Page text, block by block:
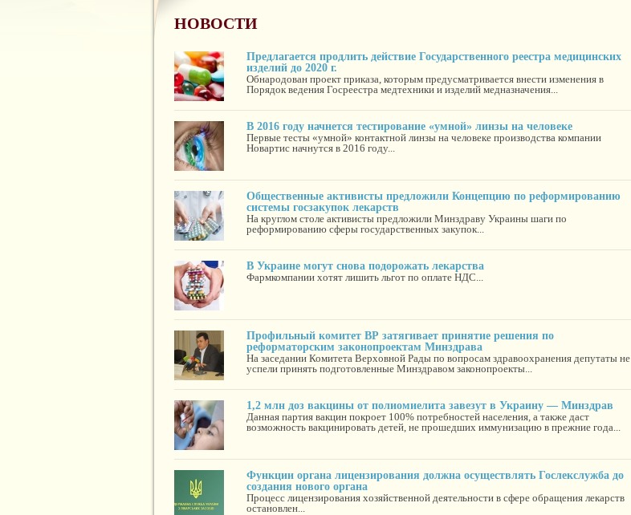
НОВОСТИ
Предлагается продлить действие Государственного реестра медицинских
изделий до 2020 г.
Обнародован проект приказа, которым предусматривается внести изменения в
Порядок ведения Госреестра медтехники и изделий медназначения...
В 2016 году начнется тестирование «умной» линзы на человеке
Первые тесты «умной» контактной линзы на человеке производства компании
Новартис начнутся в 2016 году...
Общественные активисты предложили Концепцию по реформированию
системы госзакупок лекарств
На круглом столе активисты предложили Минздраву Украины шаги по
реформированию сферы государственных закупок...
В Украине могут снова подорожать лекарства
Фармкомпании хотят лишить льгот по оплате НДС...
Профильный комитет ВР затягивает принятие решения по
реформаторским законопроектам Минздрава
На заседании Комитета Верховной Рады по вопросам здравоохранения депутаты не
успели принять подготовленные Минздравом законопроекты...
1,2 млн доз вакцины от полиомиелита завезут в Украину — Минздрав
Данная партия вакцин покроет 100% потребностей населения, а также даст
возможность вакцинировать детей, не прошедших иммунизацию в прежние года...
Функции органа лицензирования должна осуществлять Гослекслужба до
создания нового органа
Процесс лицензирования хозяйственной деятельности в сфере обращения лекарств
остановлен...